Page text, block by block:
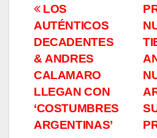
Navegación
de
entradas
LOS
AUTÉNTICOS
DECADENTES
& ANDRES
CALAMARO
LLEGAN CON
‘COSTUMBRES
ARGENTINAS’